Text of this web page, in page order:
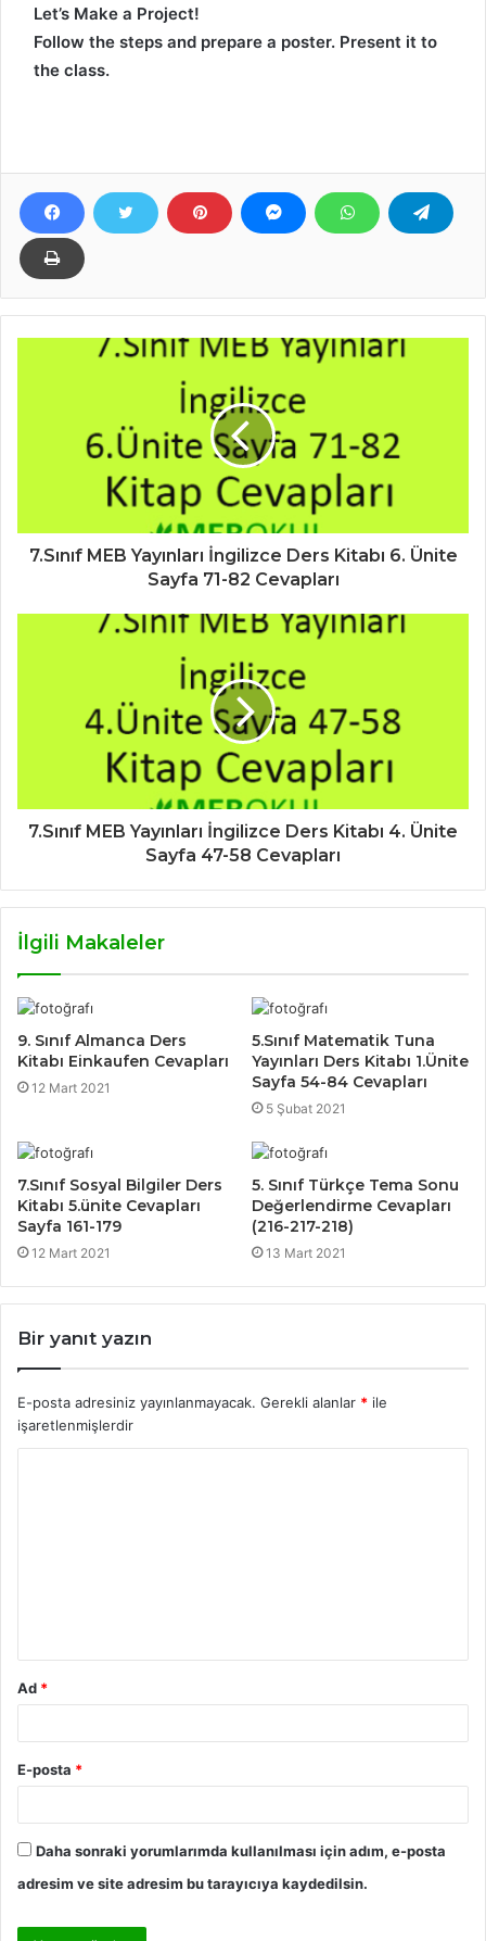
Let’s Make a Project!
Follow the steps and prepare a poster. Present it to
the class.
7.Sınıf MEB Yayınları İngilizce Ders Kitabı 6. Ünite
Sayfa 71-82 Cevapları
7.Sınıf MEB Yayınları İngilizce Ders Kitabı 4. Ünite
Sayfa 47-58 Cevapları
İlgili Makaleler
9. Sınıf Almanca Ders
Kitabı Einkaufen Cevapları
12 Mart 2021
5.Sınıf Matematik Tuna
Yayınları Ders Kitabı 1.Ünite
Sayfa 54-84 Cevapları
5 Şubat 2021
7.Sınıf Sosyal Bilgiler Ders
Kitabı 5.ünite Cevapları
Sayfa 161-179
12 Mart 2021
5. Sınıf Türkçe Tema Sonu
Değerlendirme Cevapları
(216-217-218)
13 Mart 2021
Bir yanıt yazın
E-posta adresiniz yayınlanmayacak. Gerekli alanlar * ile
işaretlenmişlerdir
Ad *
E-posta *
Daha sonraki yorumlarımda kullanılması için adım, e-posta
adresim ve site adresim bu tarayıcıya kaydedilsin.